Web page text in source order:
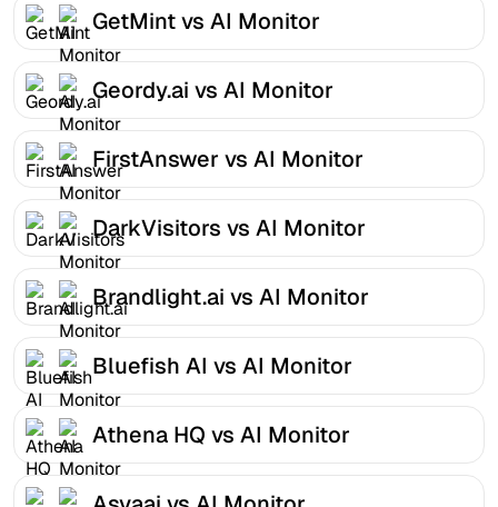
GetMint vs AI Monitor
Geordy.ai vs AI Monitor
FirstAnswer vs AI Monitor
DarkVisitors vs AI Monitor
Brandlight.ai vs AI Monitor
Bluefish AI vs AI Monitor
Athena HQ vs AI Monitor